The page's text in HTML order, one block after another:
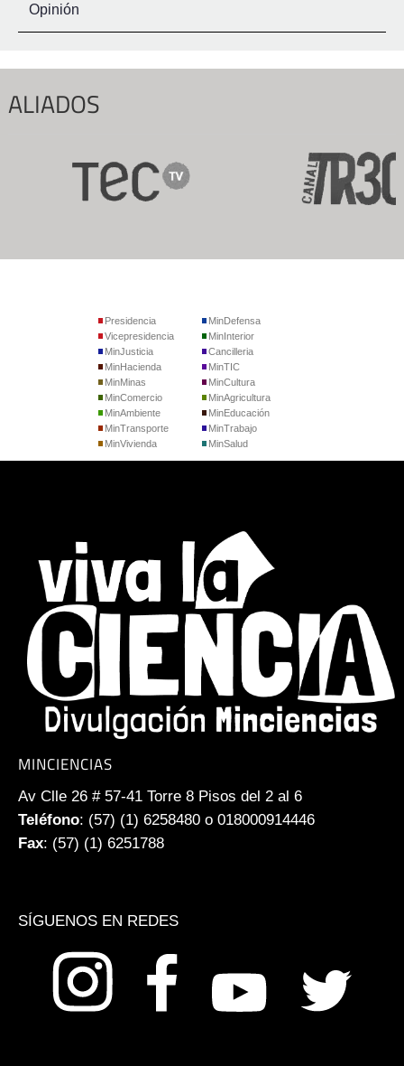
Opinión
ALIADOS
Presidencia
Vicepresidencia
MinJusticia
MinDefensa
MinInterior
Cancilleria
MinHacienda
MinMinas
MinComercio
MinTIC
MinCultura
MinAgricultura
MinAmbiente
MinTransporte
MinVivienda
MinEducación
MinTrabajo
MinSalud
MINCIENCIAS
Av Clle 26 # 57-41 Torre 8 Pisos del 2 al 6
Teléfono: (57) (1) 6258480 o 018000914446
Fax: (57) (1) 6251788
SÍGUENOS EN REDES